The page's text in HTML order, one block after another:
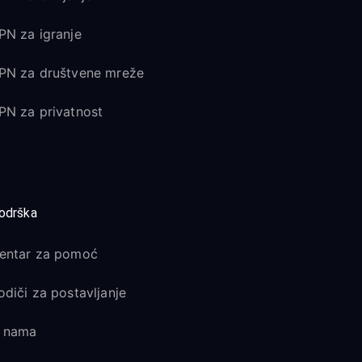
za igranje
za društvene mreže
za privatnost
za pomoć
za postavljanje
nama